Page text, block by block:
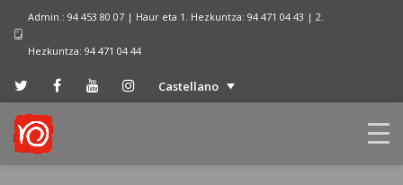
Admin.: 94 453 80 07 | Haur eta 1. Hezkuntza: 94 471 04 43 | 2.
Hezkuntza: 94 471 04 44
Castellano